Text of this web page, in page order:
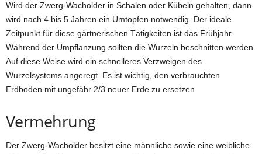
Wird der Zwerg-Wacholder in Schalen oder Kübeln gehalten, dann
wird nach 4 bis 5 Jahren ein Umtopfen notwendig. Der ideale
Zeitpunkt für diese gärtnerischen Tätigkeiten ist das Frühjahr.
Während der Umpflanzung sollten die Wurzeln beschnitten werden.
Auf diese Weise wird ein schnelleres Verzweigen des
Wurzelsystems angeregt. Es ist wichtig, den verbrauchten
Erdboden mit ungefähr 2/3 neuer Erde zu ersetzen.
Vermehrung
Der Zwerg-Wacholder besitzt eine männliche sowie eine weibliche